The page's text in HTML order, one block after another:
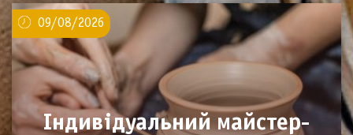
09/08/2026
Індивідуальний майстер-